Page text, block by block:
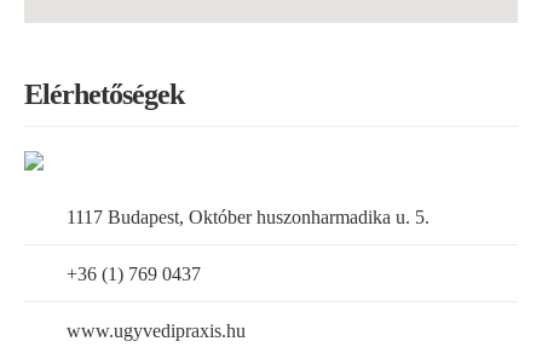
Elérhetőségek
1117 Budapest, Október huszonharmadika u. 5.
+36 (1) 769 0437
www.ugyvedipraxis.hu